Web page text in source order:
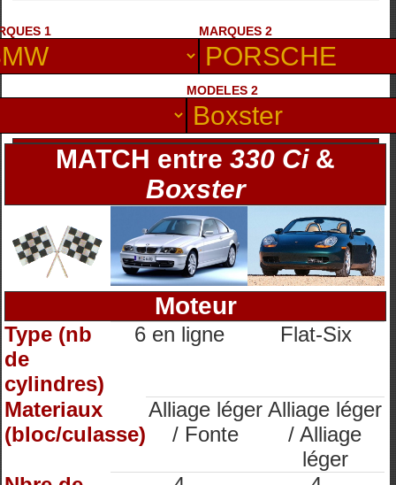
1 MARQUES 2
MODELES 2
MATCH entre330 Ci&
Boxster
Moteur
Type (nb
de
cylindres)
6 en ligne Flat-Six
Materiaux
(bloc/culasse)
Alliage léger
/ Fonte
Alliage léger
/ Alliage
léger